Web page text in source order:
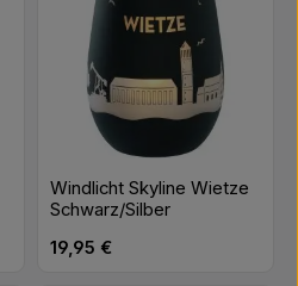
Windlicht Skyline Wietze
Schwarz/Silber
Regulärer Preis:
19,95 €